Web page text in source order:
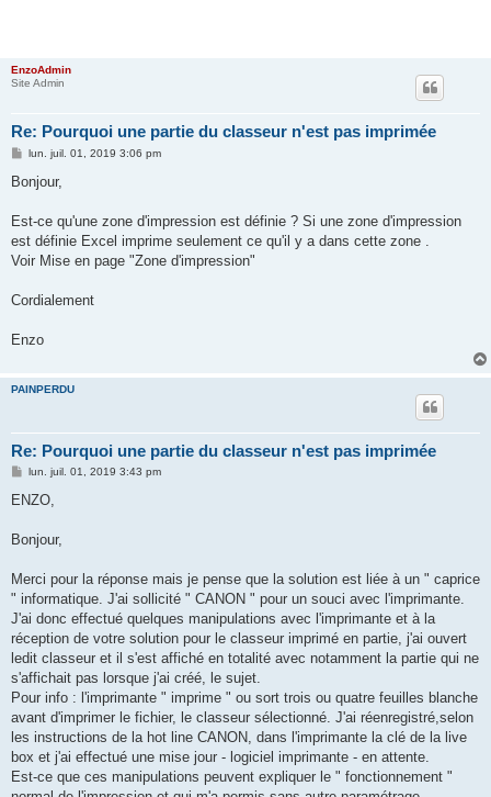
EnzoAdmin
Site Admin
Re: Pourquoi une partie du classeur n'est pas imprimée
M
s
g
lun. juil. 01, 2019 3:06 pm
Bonjour,
Est-ce qu'une zone d'impression est définie ? Si une zone d'impression
est définie Excel imprime seulement ce qu'il y a dans cette zone .
Voir Mise en page "Zone d'impression"
Cordialement
Enzo
PAINPERDU
Re: Pourquoi une partie du classeur n'est pas imprimée
M
s
g
lun. juil. 01, 2019 3:43 pm
ENZO,
Bonjour,
Merci pour la réponse mais je pense que la solution est liée à un " caprice
" informatique. J'ai sollicité " CANON " pour un souci avec l'imprimante.
J'ai donc effectué quelques manipulations avec l'imprimante et à la
réception de votre solution pour le classeur imprimé en partie, j'ai ouvert
ledit classeur et il s'est affiché en totalité avec notamment la partie qui ne
s'affichait pas lorsque j'ai créé, le sujet.
Pour info : l'imprimante " imprime " ou sort trois ou quatre feuilles blanche
avant d'imprimer le fichier, le classeur sélectionné. J'ai réenregistré,selon
les instructions de la hot line CANON, dans l'imprimante la clé de la live
box et j'ai effectué une mise jour - logiciel imprimante - en attente.
Est-ce que ces manipulations peuvent expliquer le " fonctionnement "